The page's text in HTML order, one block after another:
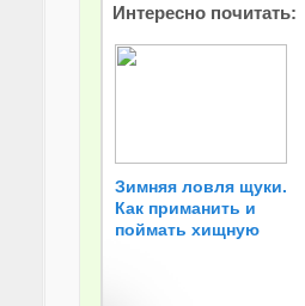
Интересно почитать:
Зимняя ловля щуки.
Как приманить и
поймать хищную